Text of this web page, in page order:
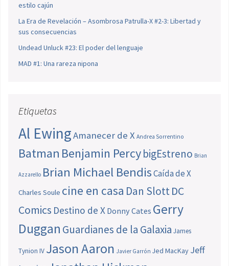
estilo cajún
La Era de Revelación – Asombrosa Patrulla-X #2-3: Libertad y
sus consecuencias
Undead Unluck #23: El poder del lenguaje
MAD #1: Una rareza nipona
Etiquetas
Al EwingAmanecer de X Andrea Sorrentino
Batman Benjamin PercybigEstreno Brian
Azzarello Brian Michael BendisCaída de X
Charles Soule cine en casa Dan SlottDC
Comics Destino de X Donny Cates Gerry
Duggan Guardianes de la Galaxia James
Tynion IV Jason Aaron Javier Garrón Jed MacKay Jeff